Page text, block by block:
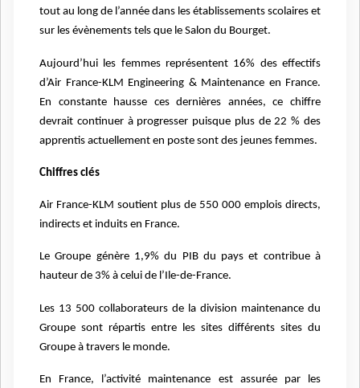
tout au long de l’année dans les établissements scolaires et
sur les évènements tels que le Salon du Bourget.
Aujourd’hui les femmes représentent 16% des effectifs
d’Air France-KLM Engineering & Maintenance en France.
En constante hausse ces dernières années, ce chiffre
devrait continuer à progresser puisque plus de 22 % des
apprentis actuellement en poste sont des jeunes femmes.
Chiffres clés
Air France-KLM soutient plus de 550 000 emplois directs,
indirects et induits en France.
Le Groupe génère 1,9% du PIB du pays et contribue à
hauteur de 3% à celui de l’Ile-de-France.
Les 13 500 collaborateurs de la division maintenance du
Groupe sont répartis entre les sites différents sites du
Groupe à travers le monde.
En France, l’activité maintenance est assurée par les